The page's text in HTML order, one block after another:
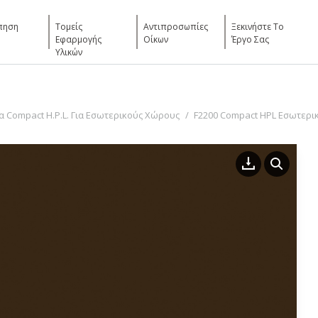
Τομείς
Εφαρμογής
Υλικών
Αντιπροσωπίες
Οίκων
Ξεκινήστε Το
Έργο Σας
Compact H.P.L. Για Εσωτερικούς Χώρους F2200 Compact HPL